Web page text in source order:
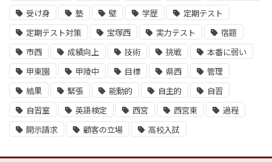
受け身
塾 壁 学歴
定期テスト
定期テスト対策
宝塚西 実力テスト
宿題
市西
成績向上 技術 挑戦
本番に弱い
甲東園
甲陵中 目標 県西
管理
結果
緊張 能動的 自主的
自習
自習室
英語検定 西宮 西宮東
過程
開示請求
顧客の立場 高校入試